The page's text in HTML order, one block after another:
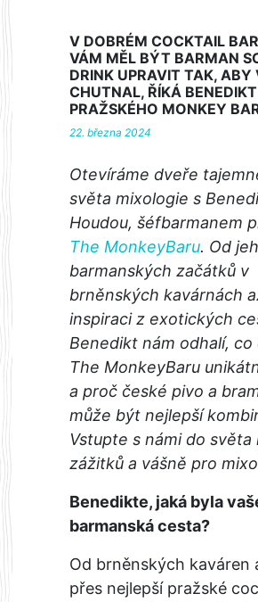
V DOBRÉM COCKTAIL
VÁM MĚL BÝT BARMAN
DRINK UPRAVIT TAK, ABY
CHUTNAL, ŘÍKÁ
PRAŽSKÉHO MONKEY
22. března 2024
Otevíráme dveře
světa mixologie s
Houdou, šéfbarmanem
The MonkeyBaru. Od
barmanských začátků v
brněnských kavárnách
inspiraci z exotických
Benedikt nám odhalí, co
The MonkeyBaru
a proč české pivo a
může být nejlepší
Vstupte s námi do světa
zážitků a vášně pro
Benedikte, jaká byla
barmanská cesta?
Od brněnských kaváren
přes nejlepší pražské